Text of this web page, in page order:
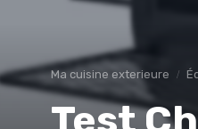
Ma cuisine exterieure